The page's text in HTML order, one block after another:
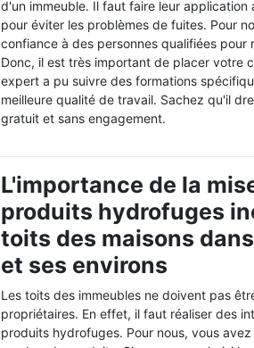
d'un immeuble. Il faut faire leur application
pour éviter les problèmes de fuites. Pour
confiance à des personnes qualifiées pour
Donc, il est très important de placer votre
expert a pu suivre des formations
meilleure qualité de travail. Sachez qu'il
gratuit et sans engagement.
L'importance de la
produits hydrofuges
toits des maisons
et ses environs
Les toits des immeubles ne doivent pas
propriétaires. En effet, il faut réaliser des
produits hydrofuges. Pour nous, vous